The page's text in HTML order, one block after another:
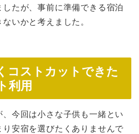
たが、事前に準備できる宿泊
いかと考えました。
コストカットできた
利用
今回は小さな子供も一緒とい
り安宿を選びたくありませんで